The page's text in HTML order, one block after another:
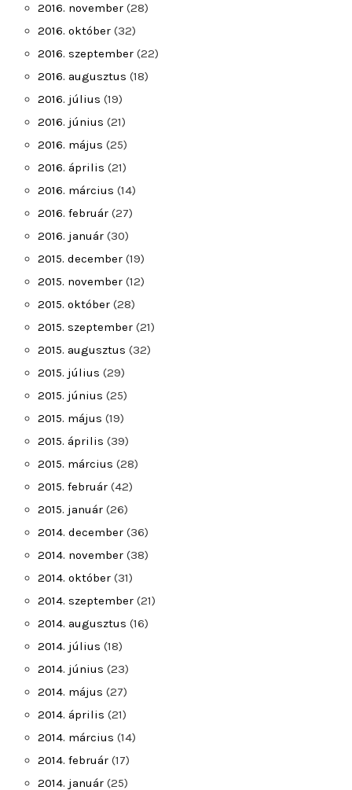
2016. november (28)
2016. október (32)
2016. szeptember (22)
2016. augusztus (18)
2016. július (19)
2016. június (21)
2016. május (25)
2016. április (21)
2016. március (14)
2016. február (27)
2016. január (30)
2015. december (19)
2015. november (12)
2015. október (28)
2015. szeptember (21)
2015. augusztus (32)
2015. július (29)
2015. június (25)
2015. május (19)
2015. április (39)
2015. március (28)
2015. február (42)
2015. január (26)
2014. december (36)
2014. november (38)
2014. október (31)
2014. szeptember (21)
2014. augusztus (16)
2014. július (18)
2014. június (23)
2014. május (27)
2014. április (21)
2014. március (14)
2014. február (17)
2014. január (25)